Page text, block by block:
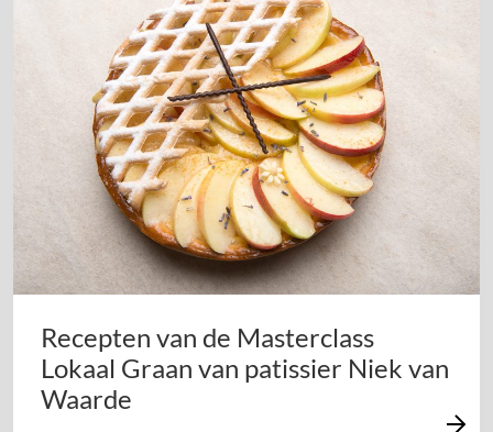
Recepten van de Masterclass
Lokaal Graan van patissier Niek van
Waarde